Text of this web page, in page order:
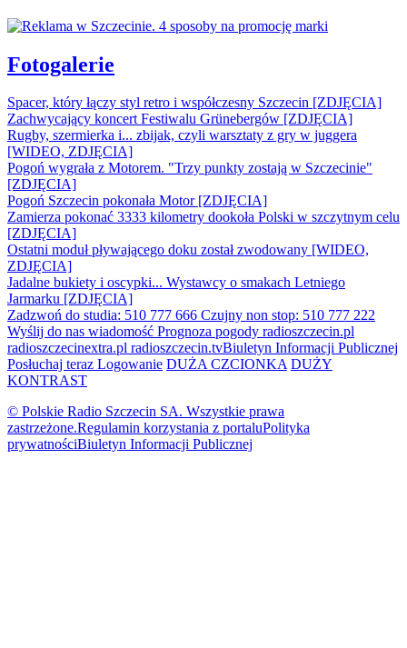
Fotogalerie
Spacer, który łączy styl retro i współczesny Szczecin [ZDJĘCIA]
Zachwycający koncert Festiwalu Grünebergów [ZDJĘCIA]
Rugby, szermierka i... zbijak, czyli warsztaty z gry w juggera
[WIDEO, ZDJĘCIA]
Pogoń wygrała z Motorem. "Trzy punkty zostają w Szczecinie"
[ZDJĘCIA]
Pogoń Szczecin pokonała Motor [ZDJĘCIA]
Zamierza pokonać 3333 kilometry dookoła Polski w szczytnym celu
[ZDJĘCIA]
Ostatni moduł pływającego doku został zwodowany [WIDEO,
ZDJĘCIA]
Jadalne bukiety i oscypki... Wystawcy o smakach Letniego
Jarmarku [ZDJĘCIA]
Zadzwoń do studia: 510 777 666 Czujny non stop: 510 777 222
Wyślij do nas wiadomość Prognoza pogody radioszczecin.pl
radioszczecinextra.pl radioszczecin.tvBiuletyn Informacji Publicznej
Posłuchaj teraz Logowanie DUŻA CZCIONKA DUŻY
KONTRAST
© Polskie Radio Szczecin SA. Wszystkie prawa
zastrzeżone.Regulamin korzystania z portaluPolityka
prywatnościBiuletyn Informacji Publicznej